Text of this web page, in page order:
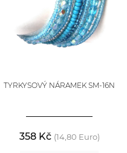
TYRKYSOVÝ NÁRAMEK SM-16N
358 Kč (14,80 Euro)